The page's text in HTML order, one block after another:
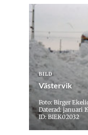
BILD
Västervik
Foto: Birger
Daterad: januari
ID: BIEK02032